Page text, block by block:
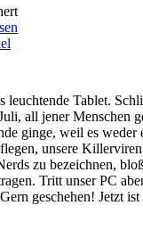
Tablet.
all jener Menschen
ginge, weil es weder
unsere
zu bezeichnen,
Tritt unser PC
geschehen! Jetzt